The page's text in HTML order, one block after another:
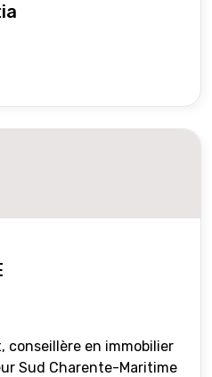
conseillère en immobilier
Sud Charente-Maritime